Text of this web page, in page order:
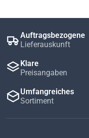
Auftragsbezogene
Lieferauskunft
Klare
Preisangaben
Umfangreiches
Sortiment